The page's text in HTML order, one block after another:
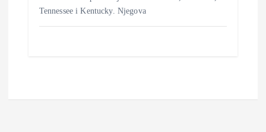
Tennessee i Kentucky. Njegova